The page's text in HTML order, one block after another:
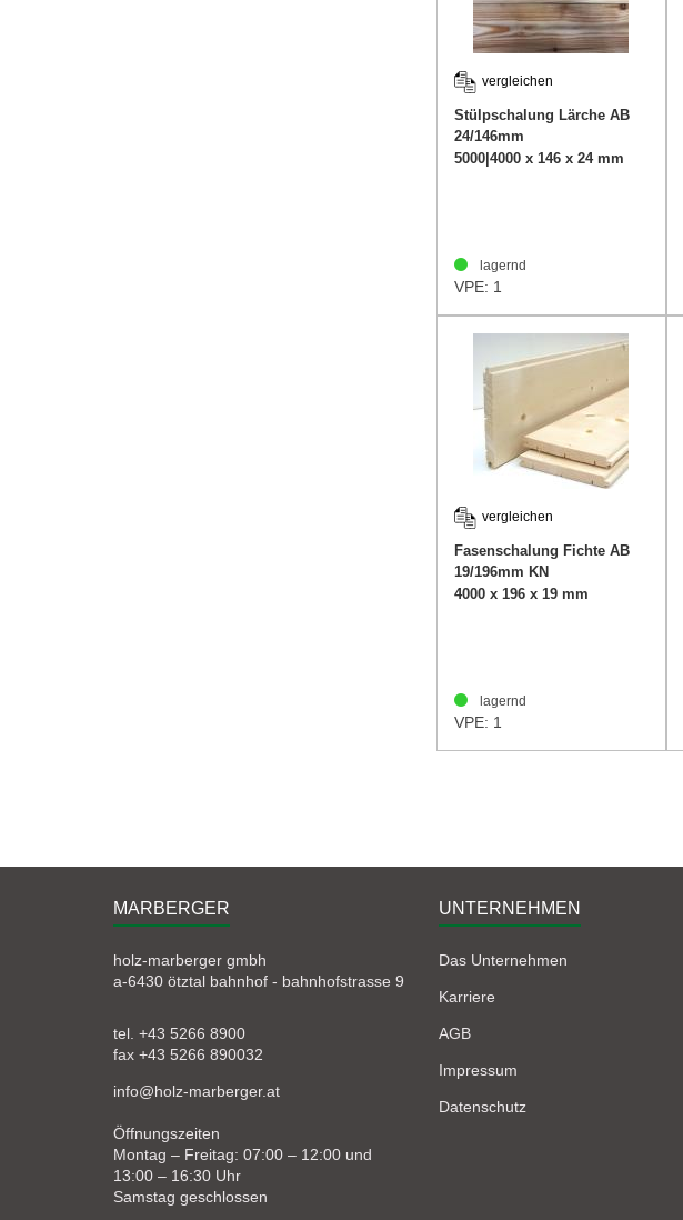
vergleichen
Stülpschalung Lärche AB
24/146mm
5000|4000 x 146 x 24 mm
lagernd
VPE: 1
vergleichen
Fasenschalung Fichte AB
19/196mm KN
4000 x 196 x 19 mm
lagernd
VPE: 1
MARBERGER
holz-marberger gmbh
a-6430 ötztal bahnhof - bahnhofstrasse 9
tel. +43 5266 8900
fax +43 5266 890032
info@holz-marberger.at
Öffnungszeiten
Montag – Freitag: 07:00 – 12:00 und
13:00 – 16:30 Uhr
Samstag geschlossen
UNTERNEHMEN
Das Unternehmen
Karriere
AGB
Impressum
Datenschutz